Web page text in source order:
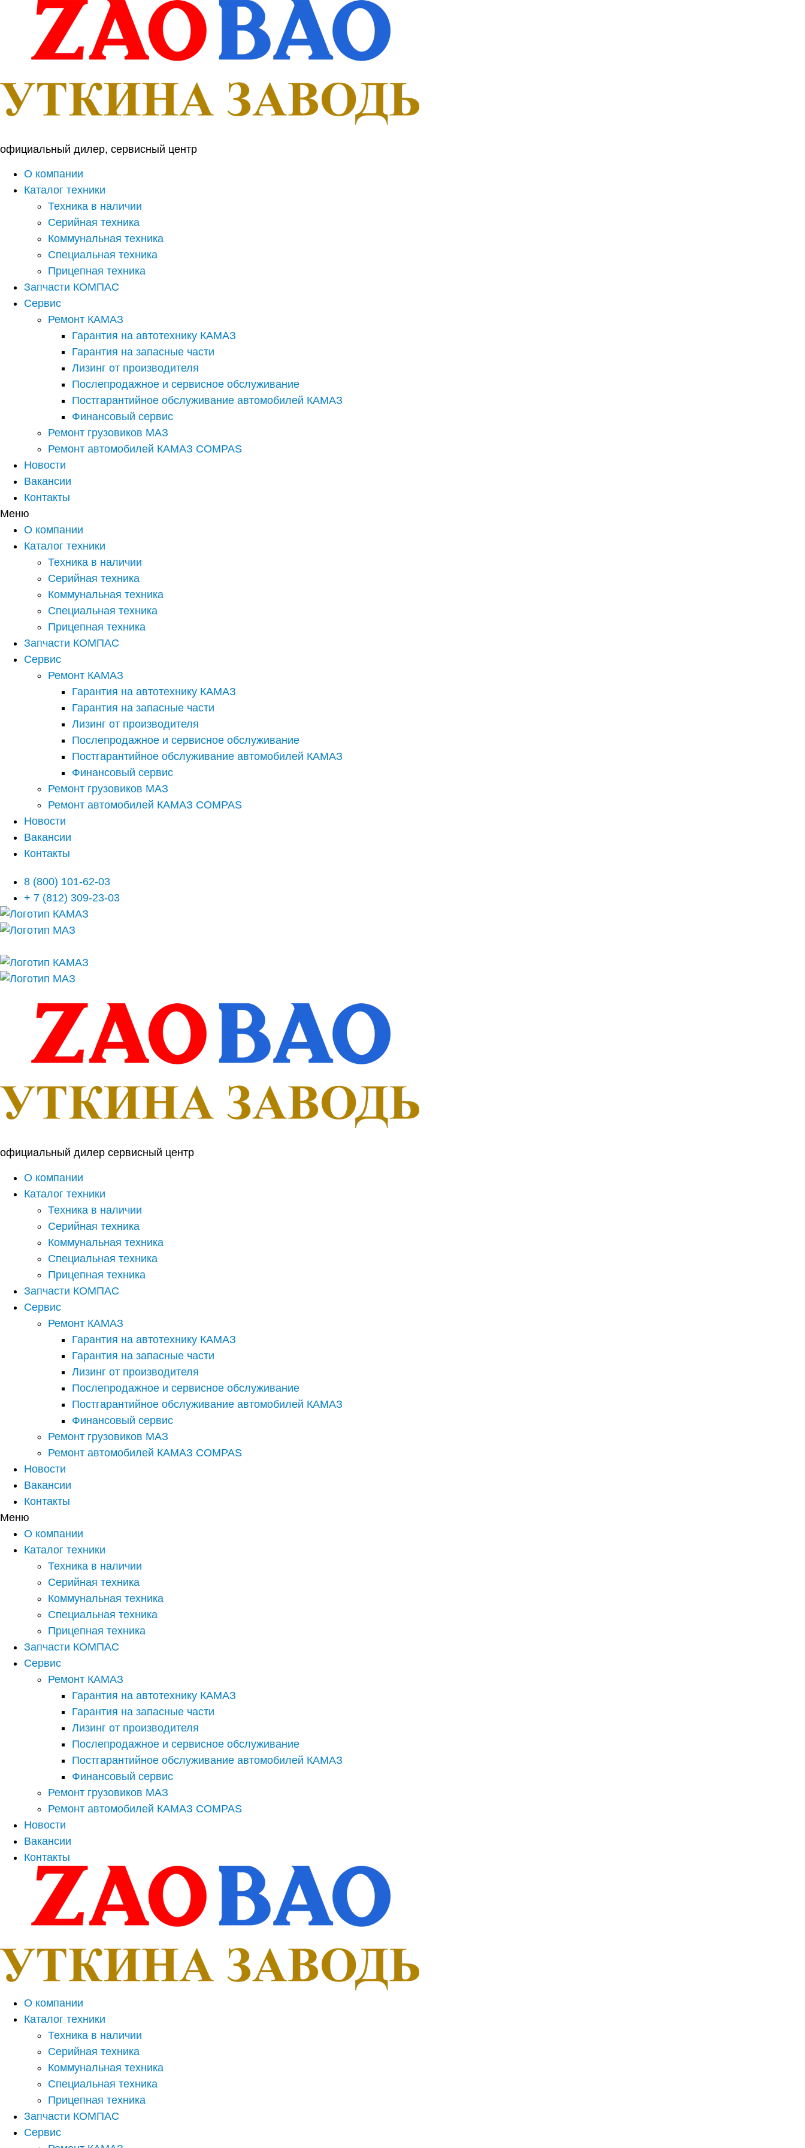
Перейти
содержимому
официальный дилер, сервисный центр
О компании
Каталог техники
Техника в наличии
Серийная техника
Коммунальная техника
Специальная техника
Прицепная техника
Запчасти КОМПАС
Сервис
Ремонт КАМАЗ
Гарантия на автотехнику КАМАЗ
Гарантия на запасные части
Лизинг от производителя
Послепродажное и сервисное обслуживание
Постгарантийное обслуживание автомобилей КАМАЗ
Финансовый сервис
Ремонт грузовиков МАЗ
Ремонт автомобилей КАМАЗ COMPAS
Новости
Вакансии
Контакты
Меню
О компании
Каталог техники
Техника в наличии
Серийная техника
Коммунальная техника
Специальная техника
Прицепная техника
Запчасти КОМПАС
Сервис
Ремонт КАМАЗ
Гарантия на автотехнику КАМАЗ
Гарантия на запасные части
Лизинг от производителя
Послепродажное и сервисное обслуживание
Постгарантийное обслуживание автомобилей КАМАЗ
Финансовый сервис
Ремонт грузовиков МАЗ
Ремонт автомобилей КАМАЗ COMPAS
Новости
Вакансии
Контакты
8 (800) 101-62-03
+ 7 (812) 309-23-03
официальный дилер сервисный центр
О компании
Каталог техники
Техника в наличии
Серийная техника
Коммунальная техника
Специальная техника
Прицепная техника
Запчасти КОМПАС
Сервис
Ремонт КАМАЗ
Гарантия на автотехнику КАМАЗ
Гарантия на запасные части
Лизинг от производителя
Послепродажное и сервисное обслуживание
Постгарантийное обслуживание автомобилей КАМАЗ
Финансовый сервис
Ремонт грузовиков МАЗ
Ремонт автомобилей КАМАЗ COMPAS
Новости
Вакансии
Контакты
Меню
О компании
Каталог техники
Техника в наличии
Серийная техника
Коммунальная техника
Специальная техника
Прицепная техника
Запчасти КОМПАС
Сервис
Ремонт КАМАЗ
Гарантия на автотехнику КАМАЗ
Гарантия на запасные части
Лизинг от производителя
Послепродажное и сервисное обслуживание
Постгарантийное обслуживание автомобилей КАМАЗ
Финансовый сервис
Ремонт грузовиков МАЗ
Ремонт автомобилей КАМАЗ COMPAS
Новости
Вакансии
Контакты
О компании
Каталог техники
Техника в наличии
Серийная техника
Коммунальная техника
Специальная техника
Прицепная техника
Запчасти КОМПАС
Сервис